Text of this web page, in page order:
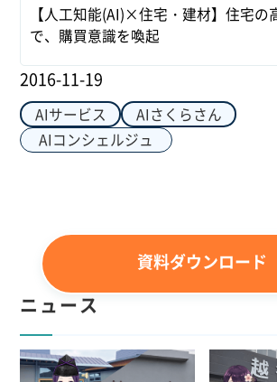
【人工知能(AI)×住宅・建材】住宅の
で、購買意識を喚起
2016-11-19
AIサービス
AIさくらさん
AIコンシェルジュ
資料ダウンロード
ニュース